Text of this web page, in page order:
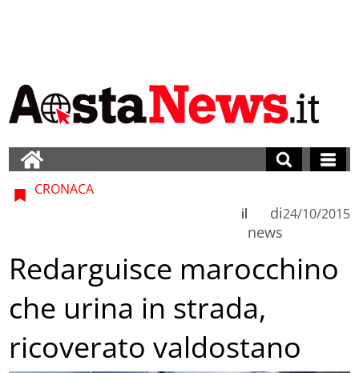
CRONACA
di
news
il 24/10/2015
Redarguisce marocchino
che urina in strada,
ricoverato valdostano